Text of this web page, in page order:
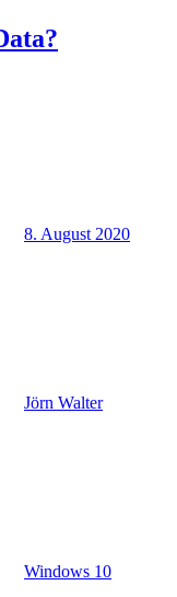
8. August 2020
Jörn Walter
Windows 10